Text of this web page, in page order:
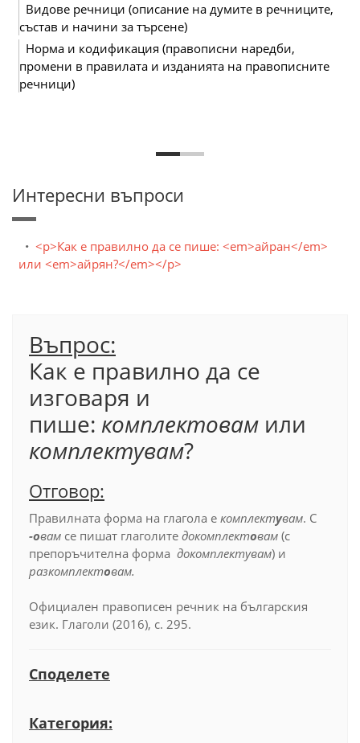
Видове речници (описание на думите в речниците,
състав и начини за търсене)
Норма и кодификация (правописни наредби,
промени в правилата и изданията на правописните
речници)
Интересни въпроси
<p>Как е правилно да се пише: <em>айран</em>
или <em>айрян?</em></p>
Въпрос:
Как е правилно да се
изговаря и
пише: комплектовам или
комплектувам?
Отговор:
Правилната форма на глагола е комплектувам. С
-овам се пишат глаголите докомплектовам (с
препоръчителна форма докомплектувам) и
разкомплектовам.
Официален правописен речник на българския
език. Глаголи (2016), с. 295.
Споделете
Категория: